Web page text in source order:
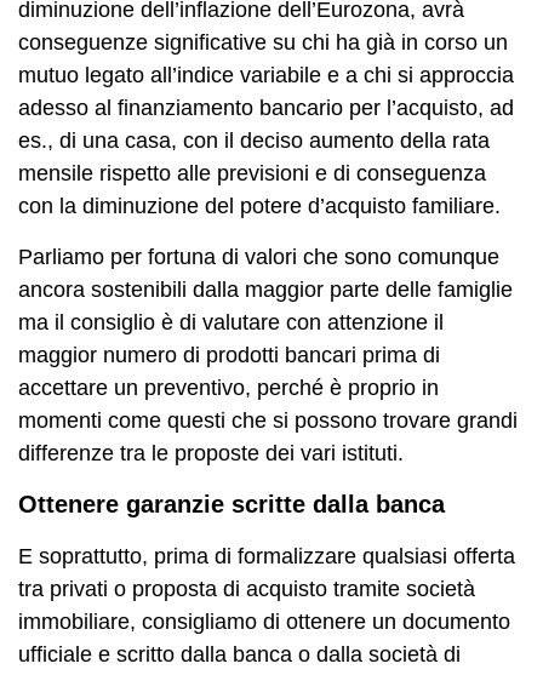
diminuzione dell’inflazione dell’Eurozona, avrà
conseguenze significative su chi ha già in corso un
mutuo legato all’indice variabile e a chi si approccia
adesso al finanziamento bancario per l’acquisto, ad
es., di una casa, con il deciso aumento della rata
mensile rispetto alle previsioni e di conseguenza
con la diminuzione del potere d’acquisto familiare.
Parliamo per fortuna di valori che sono comunque
ancora sostenibili dalla maggior parte delle famiglie
ma il consiglio è di valutare con attenzione il
maggior numero di prodotti bancari prima di
accettare un preventivo, perché è proprio in
momenti come questi che si possono trovare grandi
differenze tra le proposte dei vari istituti.
Ottenere garanzie scritte dalla banca
E soprattutto, prima di formalizzare qualsiasi offerta
tra privati o proposta di acquisto tramite società
immobiliare, consigliamo di ottenere un documento
ufficiale e scritto dalla banca o dalla società di